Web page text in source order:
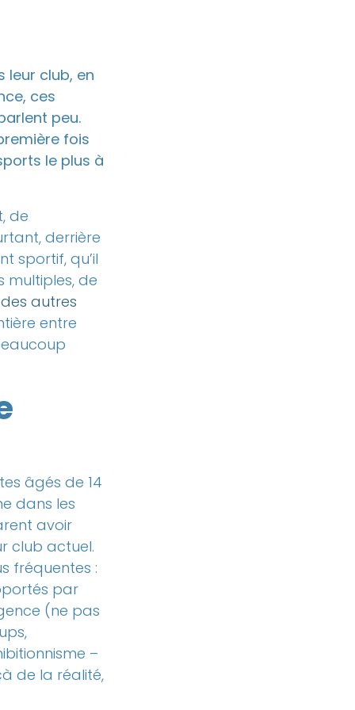
leur club, en
ces
peu.
fois
le plus à
de
derrière
sportif, qu’il
multiples, de
autres
entre
âgés de 14
dans les
avoir
club actuel.
fréquentes :
par
(ne pas
–
de la réalité,